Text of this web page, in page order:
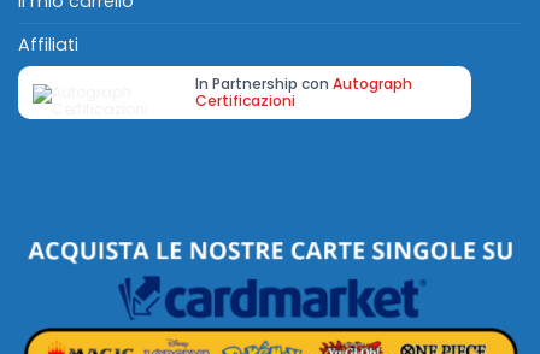
Affiliati
In Partnership con Autograph
Certificazioni